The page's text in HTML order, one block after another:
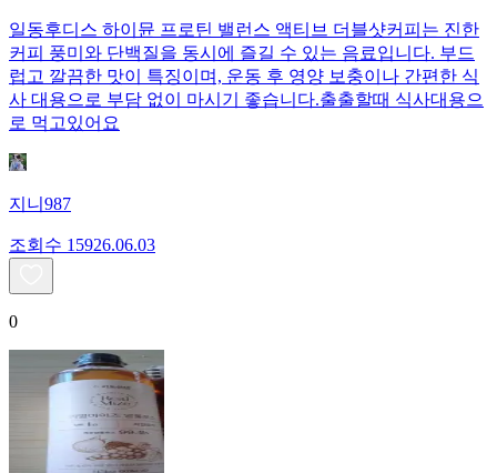
일동후디스 하이뮨 프로틴 밸런스 액티브 더블샷커피는 진한
커피 풍미와 단백질을 동시에 즐길 수 있는 음료입니다. 부드
럽고 깔끔한 맛이 특징이며, 운동 후 영양 보충이나 간편한 식
사 대용으로 부담 없이 마시기 좋습니다.출출할때 식사대용으
로 먹고있어요
지니987
조회수 15926.06.03
0